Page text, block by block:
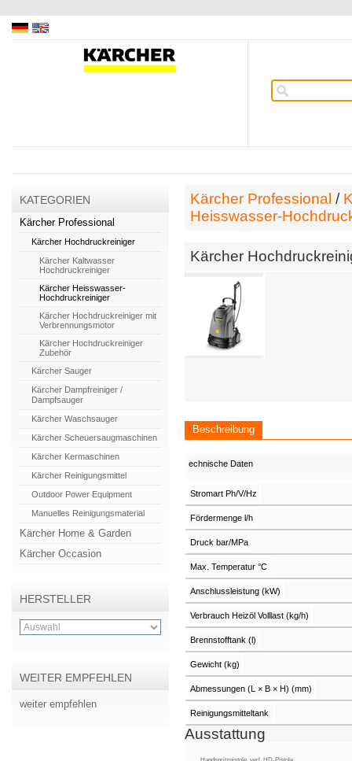
KATEGORIEN
Kärcher Professional
Kärcher Hochdruckreiniger
Kärcher Kaltwasser
Hochdruckreiniger
Kärcher Heisswasser-
Hochdruckreiniger
Kärcher Hochdruckreiniger mit
Verbrennungsmotor
Kärcher Hochdruckreiniger
Zubehör
Kärcher Sauger
Kärcher Dampfreiniger /
Dampfsauger
Kärcher Waschsauger
Kärcher Scheuersaugmaschinen
Kärcher Kermaschinen
Kärcher Reinigungsmittel
Outdoor Power Equipment
Manuelles Reinigungsmaterial
Kärcher Home & Garden
Kärcher Occasion
HERSTELLER
WEITER EMPFEHLEN
weiter empfehlen
Kärcher Professional /
Heisswasser-
Kärcher
Beschreibung
echnische Daten
Stromart Ph/V/Hz
Fördermenge l/h
Druck bar/MPa
Max. Temperatur °C
Anschlussleistung (kW)
Verbrauch Heizöl Volllast (kg/h)
Brennstofftank (l)
Gewicht (kg)
Abmessungen (L × B × H) (mm)
Reinigungsmitteltank
Ausstattung